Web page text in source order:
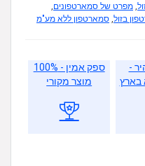
מפרט של סמארטפונים
בזול סמארטפון ללא מע"מ
-
בארץ
ספק אמין - 100%
מוצר מקורי